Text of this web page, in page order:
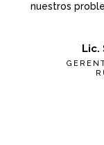
nuestros
Lic.